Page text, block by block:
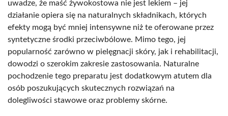
uwadze, że maść żywokostowa nie jest lekiem – jej
działanie opiera się na naturalnych składnikach, których
efekty mogą być mniej intensywne niż te oferowane przez
syntetyczne środki przeciwbólowe. Mimo tego, jej
popularność zarówno w pielęgnacji skóry, jak i rehabilitacji,
dowodzi o szerokim zakresie zastosowania. Naturalne
pochodzenie tego preparatu jest dodatkowym atutem dla
osób poszukujących skutecznych rozwiązań na
dolegliwości stawowe oraz problemy skórne.